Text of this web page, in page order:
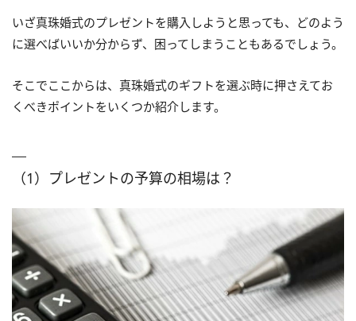
いざ真珠婚式のプレゼントを購入しようと思っても、どのよう
に選べばいいか分からず、困ってしまうこともあるでしょう。
そこでここからは、真珠婚式のギフトを選ぶ時に押さえてお
くべきポイントをいくつか紹介します。
（1）プレゼントの予算の相場は？